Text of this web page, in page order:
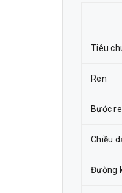
Tiêu
Ren
Bước
Chiều
Đường